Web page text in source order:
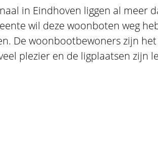
in Eindhoven liggen al meer
wil deze woonboten weg
De woonbootbewoners zijn
plezier en de ligplaatsen zijn